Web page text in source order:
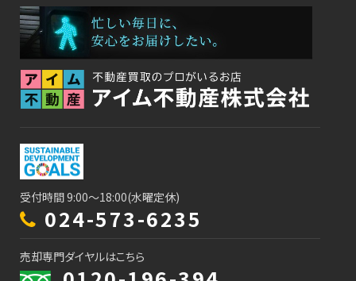
受付時間 9:00～18:00(水曜定休)
024-573-6235
売却専門ダイヤルはこちら